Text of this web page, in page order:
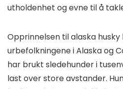
utholdenhet og evne til å
Opprinnelsen til alaska
urbefolkningene i Alaska og
har brukt sledehunder i
last over store avstander.